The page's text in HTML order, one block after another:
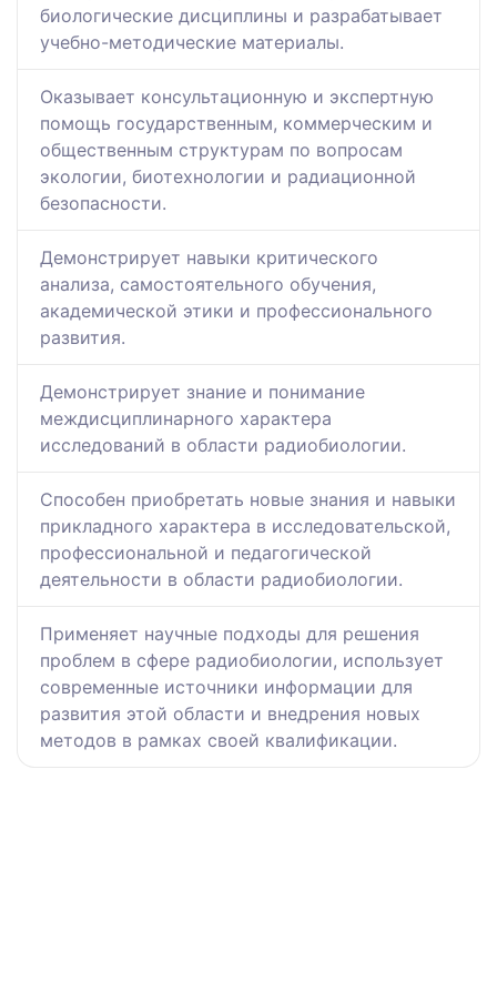
биологические дисциплины и разрабатывает
учебно-методические материалы.
Оказывает консультационную и экспертную
помощь государственным, коммерческим и
общественным структурам по вопросам
экологии, биотехнологии и радиационной
безопасности.
Демонстрирует навыки критического
анализа, самостоятельного обучения,
академической этики и профессионального
развития.
Демонстрирует знание и понимание
междисциплинарного характера
исследований в области радиобиологии.
Способен приобретать новые знания и навыки
прикладного характера в исследовательской,
профессиональной и педагогической
деятельности в области радиобиологии.
Применяет научные подходы для решения
проблем в сфере радиобиологии, использует
современные источники информации для
развития этой области и внедрения новых
методов в рамках своей квалификации.